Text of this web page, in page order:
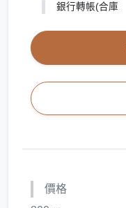
銀行轉帳(合庫
價格